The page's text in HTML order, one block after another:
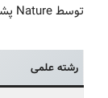
توسط Nature پشتیبانی می‌شوند اشاره خواهیم کرد:
رشته علمی